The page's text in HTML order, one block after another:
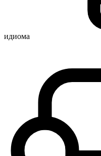
идиома